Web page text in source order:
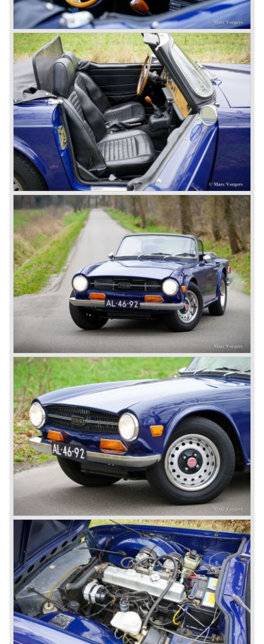
In the early seventies competition got tougher on the
important US market and a safety hype against open cars
was not helping either. This was all in advantage of the
most important TR competitor, the newly introduced
Datsun 240 Z a 6 cylinder, 150 bhp. GT coupe sports car.
Triumph tried to compete by introducing the wedge shaped
Triumph TR 7 in 1975 but regretfully fitted the car with a
105 bhp. four cylinder engine instead of a "hairy" and
powerful six...
1980 saw the introduction of the Triumph TR 8, a TR 7
convertible with the powerful Rover V8 under the bonnet.
Finally the right package but too late; approximately 2.500
were sold before bankruptcy forced Triumph to close the
factory gate.
At present day the make Triumph is a "sleeper". According
to our sources the make is owned by the Rover-Group.
The chance that Triumph will revive again is very slight
because Rover Group is investing all their energy in their
MG sports car brand.
© Marc Vorgers
British Leyland*
1968-75: BRITISH LEYLAND MOTOR CORPORATION,
LTD
1975-78: BRITISH LEYLAND LIMITED
(in the merger of BRITISH MOTOR HOLDINGS with
Austin-Morris and Jaguar interests in 1966)
and LEYLAND MOTOR CORP. LTD.
partly nationalized by the British government in 1975